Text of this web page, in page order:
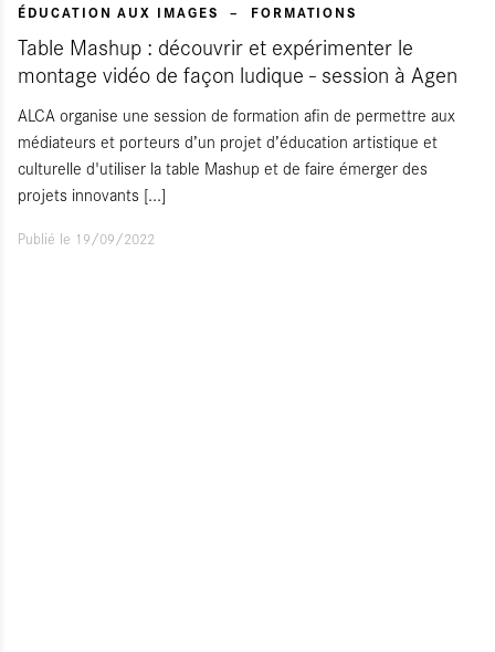
ÉDUCATION AUX IMAGES FORMATIONS
Table Mashup : découvrir et expérimenter le
montage vidéo de façon ludique - session à Agen
ALCA organise une session de formation afin de permettre aux
médiateurs et porteurs d’un projet d’éducation artistique et
culturelle d'utiliser la table Mashup et de faire émerger des
projets innovants [...]
Publié le 19/09/2022